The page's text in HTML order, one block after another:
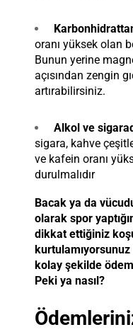
oranı yüksek olan
Bunun yerine
açısından zengin
artırabilirsiniz.
Alkol ve
sigara, kahve
ve kafein oranı
durulmalıdır
Bacak ya da
olarak spor
dikkat ettiğiniz
kurtulamıyorsunuz
kolay şekilde
Peki ya nasıl?